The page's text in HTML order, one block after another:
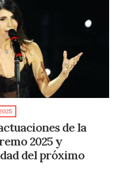
de la
2025 y
del próximo